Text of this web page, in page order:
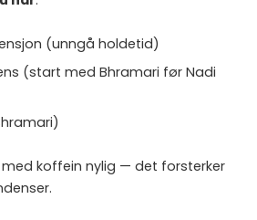
(unngå holdetid)
(start med Bhramari før Nadi
koffein nylig — det forsterker